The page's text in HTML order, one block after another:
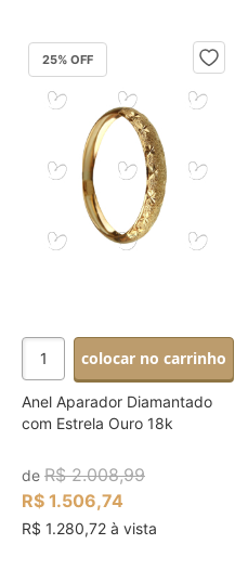
25% OFF
colocar no carrinho
Anel Aparador Diamantado
com Estrela Ouro 18k
de R$ 2.008,99
R$ 1.506,74
R$ 1.280,72 à vista